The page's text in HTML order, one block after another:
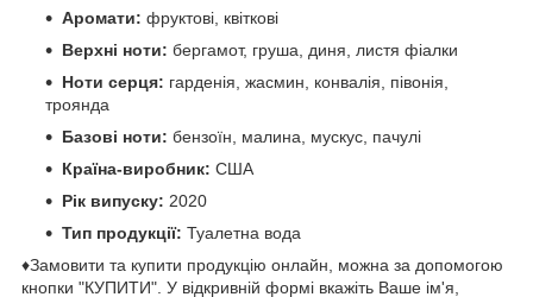
Аромати: фруктові, квіткові
Верхні ноти: бергамот, груша, диня, листя фіалки
Ноти серця: гарденія, жасмин, конвалія, півонія,
троянда
Базові ноти: бензоїн, малина, мускус, пачулі
Країна-виробник: США
Рік випуску: 2020
Тип продукції: Туалетна вода
♦Замовити та купити продукцію онлайн, можна за допомогою
кнопки "КУПИТИ". У відкривній формі вкажіть Ваше ім'я,